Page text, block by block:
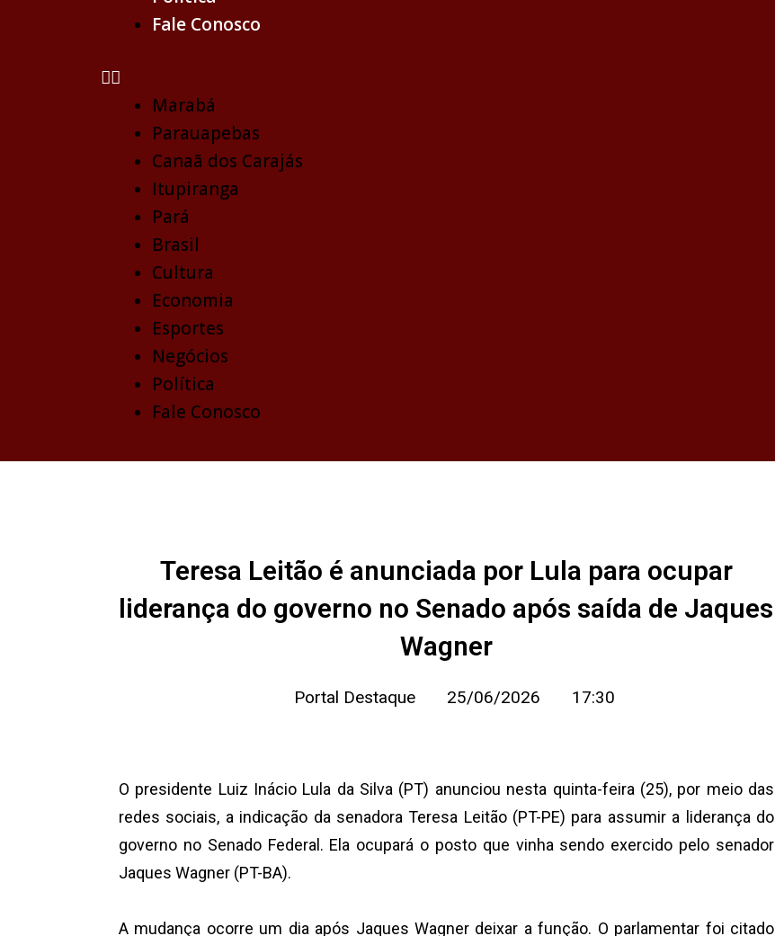
Fale Conosco
Marabá
Parauapebas
Canaã dos Carajás
Itupiranga
Pará
Brasil
Cultura
Economia
Esportes
Negócios
Política
Fale Conosco
Teresa Leitão é anunciada por Lula para ocupar
liderança do governo no Senado após saída de Jaques
Wagner
Portal Destaque 25/06/2026 17:30
O presidente Luiz Inácio Lula da Silva (PT) anunciou nesta quinta-feira (25), por meio das
redes sociais, a indicação da senadora Teresa Leitão (PT-PE) para assumir a liderança do
governo no Senado Federal. Ela ocupará o posto que vinha sendo exercido pelo senador
Jaques Wagner (PT-BA).
A mudança ocorre um dia após Jaques Wagner deixar a função. O parlamentar foi citado